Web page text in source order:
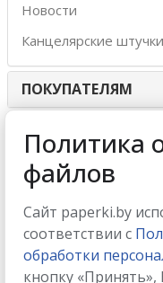
Новости
Канцелярские штучки
ПОКУПАТЕЛЯМ
ИНТЕРНЕТ-
МЫ ПРИНИМАЕМ
Политика
файлов
Сайт paperki.by
соответствии с
обработки
кнопку